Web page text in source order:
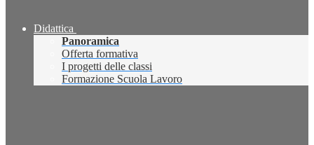
Didattica
Panoramica
Offerta formativa
I progetti delle classi
Formazione Scuola Lavoro